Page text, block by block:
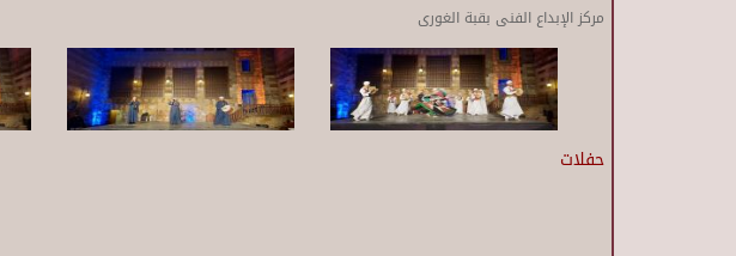
مركز الإبداع الفنى بقبة الغورى
حفلات